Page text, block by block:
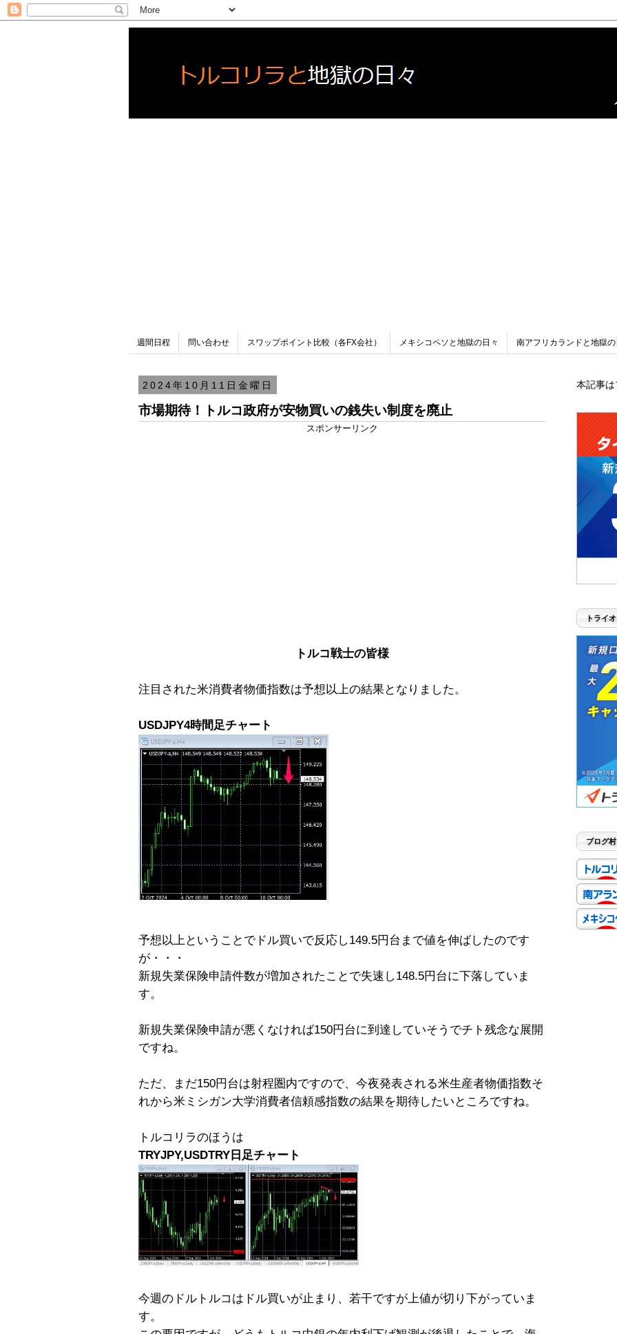
週間日程 問い合わせ スワップポイント比較（各FX会社） メキシコペソと地獄の日々 南アフリカランドと地獄
2024年10月11日金曜日
市場期待！トルコ政府が安物買いの銭失い制度を廃止
スポンサーリンク
トルコ戦士の皆様
注目された米消費者物価指数は予想以上の結果となりました。
USDJPY4時間足チャート
予想以上ということでドル買いで反応し149.5円台まで値を伸ばしたのです
が・・・
新規失業保険申請件数が増加されたことで失速し148.5円台に下落していま
す。
新規失業保険申請が悪くなければ150円台に到達していそうでチト残念な展開
ですね。
ただ、まだ150円台は射程圏内ですので、今夜発表される米生産者物価指数そ
れから米ミシガン大学消費者信頼感指数の結果を期待したいところですね。
トルコリラのほうは
TRYJPY,USDTRY日足チャート
今週のドルトルコはドル買いが止まり、若干ですが上値が切り下がっていま
す。
本記事
トライ
ブログ村